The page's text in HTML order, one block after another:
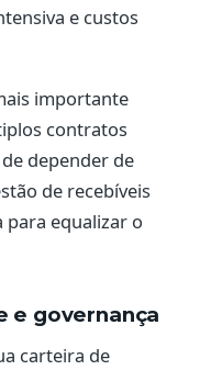
e custos
importante
contratos
depender de
de recebíveis
para equalizar o
e governança
carteira de